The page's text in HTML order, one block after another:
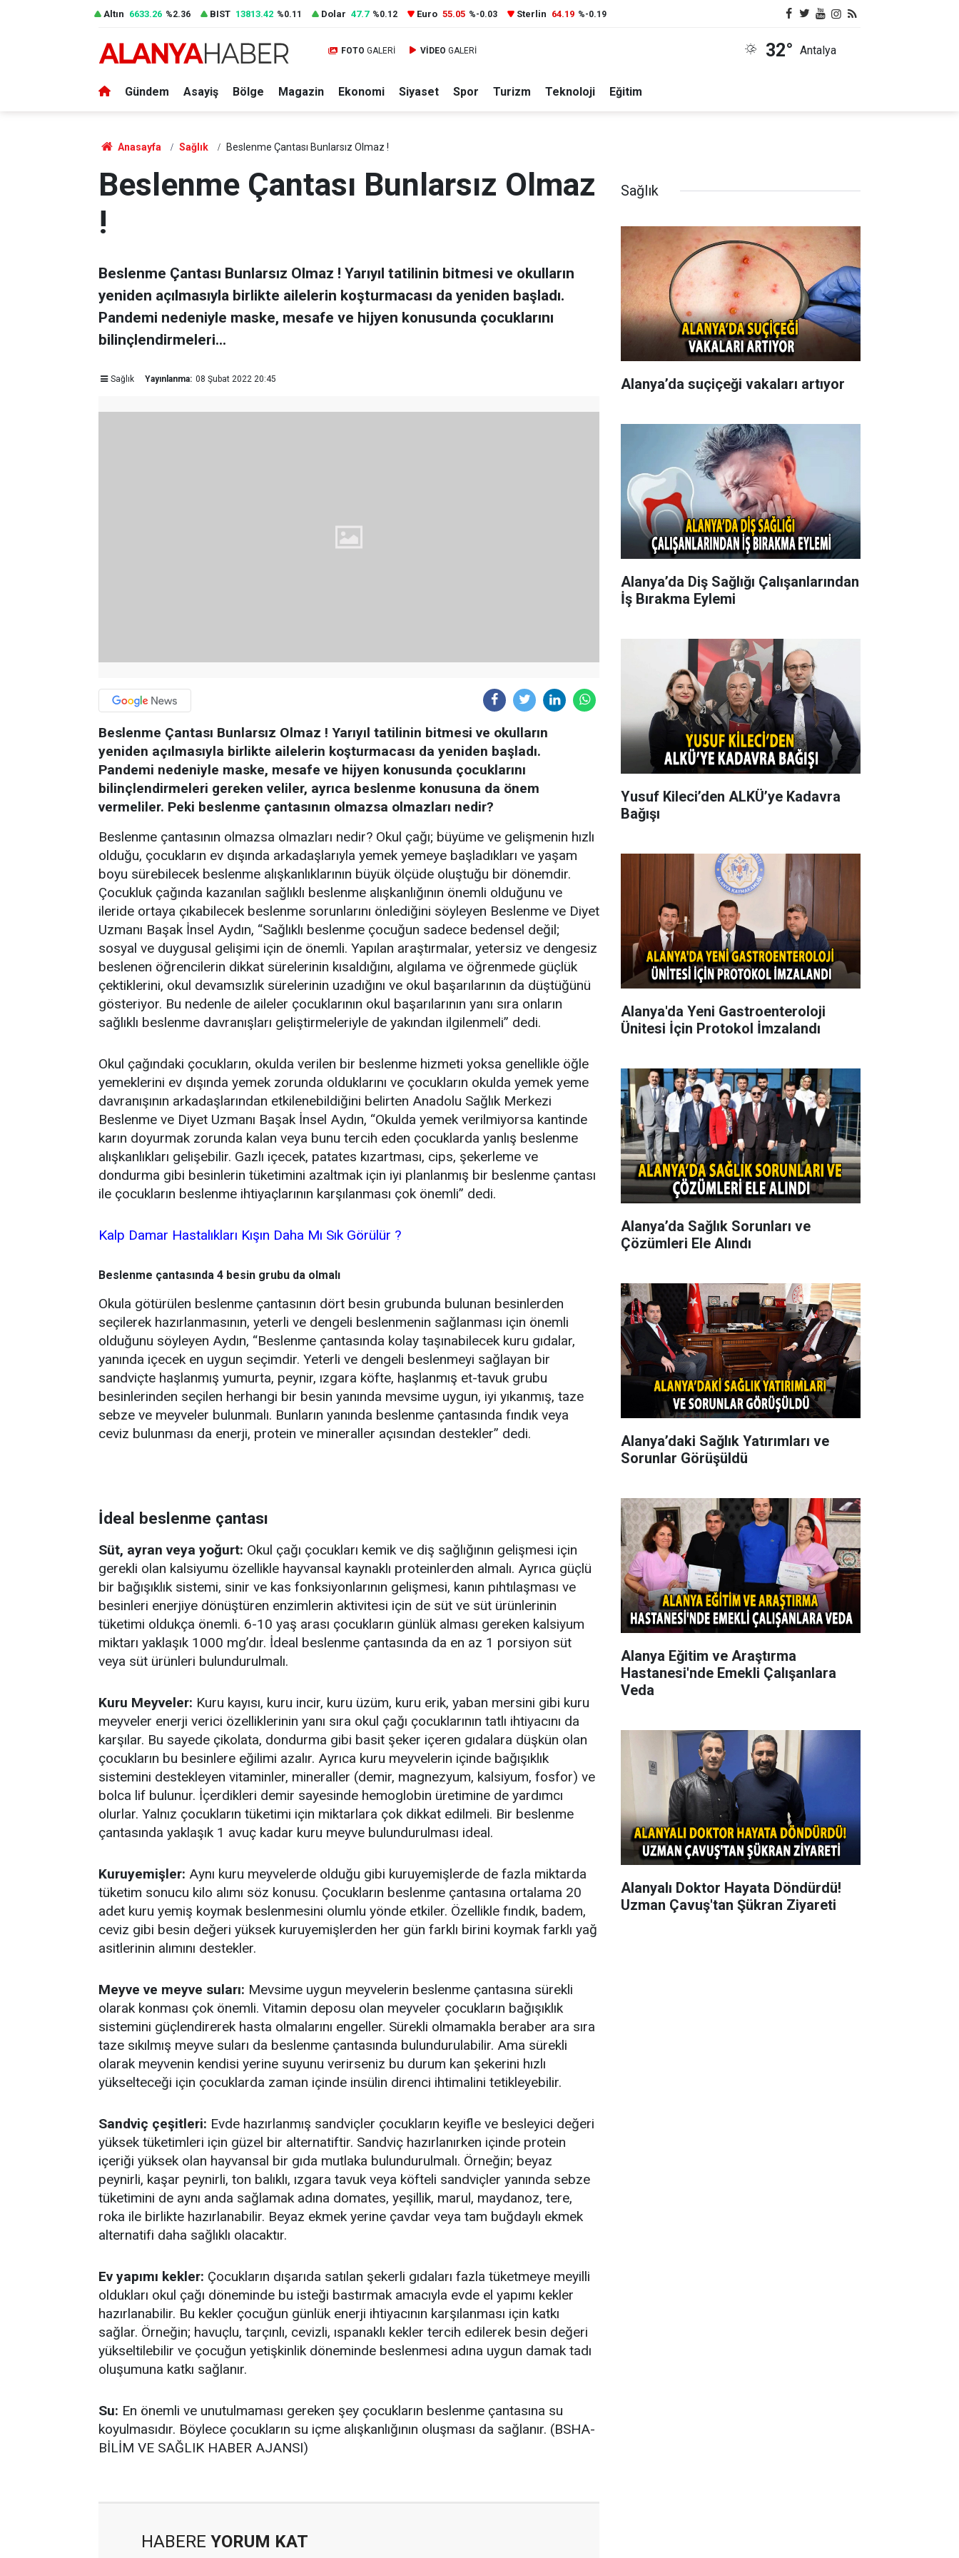
Altın 6633.26 %2.36 BIST 13813.42 %0.11 Dolar 47.7 %0.12 Euro 55.05 %-0.03 Sterlin 64.19 %-0.19
FOTO GALERİ VİDEO GALERİ 32° Antalya
Gündem Asayiş Bölge Magazin Ekonomi Siyaset Spor Turizm Teknoloji Eğitim
Anasayfa Sağlık Beslenme Çantası Bunlarsız Olmaz !
Beslenme Çantası Bunlarsız Olmaz
!
Beslenme Çantası Bunlarsız Olmaz ! Yarıyıl tatilinin bitmesi ve okulların
yeniden açılmasıyla birlikte ailelerin koşturmacası da yeniden başladı.
Pandemi nedeniyle maske, mesafe ve hijyen konusunda çocuklarını
bilinçlendirmeleri...
Sağlık Yayınlanma: 08 Şubat 2022 20:45
Beslenme Çantası Bunlarsız Olmaz ! Yarıyıl tatilinin bitmesi ve okulların
yeniden açılmasıyla birlikte ailelerin koşturmacası da yeniden başladı.
Pandemi nedeniyle maske, mesafe ve hijyen konusunda çocuklarını
bilinçlendirmeleri gereken veliler, ayrıca beslenme konusuna da önem
vermeliler. Peki beslenme çantasının olmazsa olmazları nedir?
Beslenme çantasının olmazsa olmazları nedir? Okul çağı; büyüme ve gelişmenin hızlı
olduğu, çocukların ev dışında arkadaşlarıyla yemek yemeye başladıkları ve yaşam
boyu sürebilecek beslenme alışkanlıklarının büyük ölçüde oluştuğu bir dönemdir.
Çocukluk çağında kazanılan sağlıklı beslenme alışkanlığının önemli olduğunu ve
ileride ortaya çıkabilecek beslenme sorunlarını önlediğini söyleyen Beslenme ve Diyet
Uzmanı Başak İnsel Aydın, “Sağlıklı beslenme çocuğun sadece bedensel değil;
sosyal ve duygusal gelişimi için de önemli. Yapılan araştırmalar, yetersiz ve dengesiz
beslenen öğrencilerin dikkat sürelerinin kısaldığını, algılama ve öğrenmede güçlük
çektiklerini, okul devamsızlık sürelerinin uzadığını ve okul başarılarının da düştüğünü
gösteriyor. Bu nedenle de aileler çocuklarının okul başarılarının yanı sıra onların
sağlıklı beslenme davranışları geliştirmeleriyle de yakından ilgilenmeli” dedi.
Okul çağındaki çocukların, okulda verilen bir beslenme hizmeti yoksa genellikle öğle
yemeklerini ev dışında yemek zorunda olduklarını ve çocukların okulda yemek yeme
davranışının arkadaşlarından etkilenebildiğini belirten Anadolu Sağlık Merkezi
Beslenme ve Diyet Uzmanı Başak İnsel Aydın, “Okulda yemek verilmiyorsa kantinde
karın doyurmak zorunda kalan veya bunu tercih eden çocuklarda yanlış beslenme
alışkanlıkları gelişebilir. Gazlı içecek, patates kızartması, cips, şekerleme ve
dondurma gibi besinlerin tüketimini azaltmak için iyi planlanmış bir beslenme çantası
ile çocukların beslenme ihtiyaçlarının karşılanması çok önemli” dedi.
Kalp Damar Hastalıkları Kışın Daha Mı Sık Görülür ?
Beslenme çantasında 4 besin grubu da olmalı
Okula götürülen beslenme çantasının dört besin grubunda bulunan besinlerden
seçilerek hazırlanmasının, yeterli ve dengeli beslenmenin sağlanması için önemli
olduğunu söyleyen Aydın, “Beslenme çantasında kolay taşınabilecek kuru gıdalar,
yanında içecek en uygun seçimdir. Yeterli ve dengeli beslenmeyi sağlayan bir
sandviçte haşlanmış yumurta, peynir, ızgara köfte, haşlanmış et-tavuk grubu
besinlerinden seçilen herhangi bir besin yanında mevsime uygun, iyi yıkanmış, taze
sebze ve meyveler bulunmalı. Bunların yanında beslenme çantasında fındık veya
ceviz bulunması da enerji, protein ve mineraller açısından destekler” dedi.
İdeal beslenme çantası
Süt, ayran veya yoğurt: Okul çağı çocukları kemik ve diş sağlığının gelişmesi için
gerekli olan kalsiyumu özellikle hayvansal kaynaklı proteinlerden almalı. Ayrıca güçlü
bir bağışıklık sistemi, sinir ve kas fonksiyonlarının gelişmesi, kanın pıhtılaşması ve
besinleri enerjiye dönüştüren enzimlerin aktivitesi için de süt ve süt ürünlerinin
tüketimi oldukça önemli. 6-10 yaş arası çocukların günlük alması gereken kalsiyum
miktarı yaklaşık 1000 mg’dır. İdeal beslenme çantasında da en az 1 porsiyon süt
veya süt ürünleri bulundurulmalı.
Kuru Meyveler: Kuru kayısı, kuru incir, kuru üzüm, kuru erik, yaban mersini gibi kuru
meyveler enerji verici özelliklerinin yanı sıra okul çağı çocuklarının tatlı ihtiyacını da
karşılar. Bu sayede çikolata, dondurma gibi basit şeker içeren gıdalara düşkün olan
çocukların bu besinlere eğilimi azalır. Ayrıca kuru meyvelerin içinde bağışıklık
sistemini destekleyen vitaminler, mineraller (demir, magnezyum, kalsiyum, fosfor) ve
bolca lif bulunur. İçerdikleri demir sayesinde hemoglobin üretimine de yardımcı
olurlar. Yalnız çocukların tüketimi için miktarlara çok dikkat edilmeli. Bir beslenme
çantasında yaklaşık 1 avuç kadar kuru meyve bulundurulması ideal.
Kuruyemişler: Aynı kuru meyvelerde olduğu gibi kuruyemişlerde de fazla miktarda
tüketim sonucu kilo alımı söz konusu. Çocukların beslenme çantasına ortalama 20
adet kuru yemiş koymak beslenmesini olumlu yönde etkiler. Özellikle fındık, badem,
ceviz gibi besin değeri yüksek kuruyemişlerden her gün farklı birini koymak farklı yağ
asitlerinin alımını destekler.
Meyve ve meyve suları: Mevsime uygun meyvelerin beslenme çantasına sürekli
olarak konması çok önemli. Vitamin deposu olan meyveler çocukların bağışıklık
sistemini güçlendirerek hasta olmalarını engeller. Sürekli olmamakla beraber ara sıra
taze sıkılmış meyve suları da beslenme çantasında bulundurulabilir. Ama sürekli
olarak meyvenin kendisi yerine suyunu verirseniz bu durum kan şekerini hızlı
yükselteceği için çocuklarda zaman içinde insülin direnci ihtimalini tetikleyebilir.
Sandviç çeşitleri: Evde hazırlanmış sandviçler çocukların keyifle ve besleyici değeri
yüksek tüketimleri için güzel bir alternatiftir. Sandviç hazırlanırken içinde protein
içeriği yüksek olan hayvansal bir gıda mutlaka bulundurulmalı. Örneğin; beyaz
peynirli, kaşar peynirli, ton balıklı, ızgara tavuk veya köfteli sandviçler yanında sebze
tüketimini de aynı anda sağlamak adına domates, yeşillik, marul, maydanoz, tere,
roka ile birlikte hazırlanabilir. Beyaz ekmek yerine çavdar veya tam buğdaylı ekmek
alternatifi daha sağlıklı olacaktır.
Ev yapımı kekler: Çocukların dışarıda satılan şekerli gıdaları fazla tüketmeye meyilli
oldukları okul çağı döneminde bu isteği bastırmak amacıyla evde el yapımı kekler
hazırlanabilir. Bu kekler çocuğun günlük enerji ihtiyacının karşılanması için katkı
sağlar. Örneğin; havuçlu, tarçınlı, cevizli, ıspanaklı kekler tercih edilerek besin değeri
yükseltilebilir ve çocuğun yetişkinlik döneminde beslenmesi adına uygun damak tadı
oluşumuna katkı sağlanır.
Su: En önemli ve unutulmaması gereken şey çocukların beslenme çantasına su
koyulmasıdır. Böylece çocukların su içme alışkanlığının oluşması da sağlanır. (BSHA-
BİLİM VE SAĞLIK HABER AJANSI)
HABERE YORUM KAT
Sağlık
Alanya’da suçiçeği vakaları artıyor
Alanya’da Diş Sağlığı Çalışanlarından
İş Bırakma Eylemi
Yusuf Kileci’den ALKÜ’ye Kadavra
Bağışı
Alanya'da Yeni Gastroenteroloji
Ünitesi İçin Protokol İmzalandı
Alanya’da Sağlık Sorunları ve
Çözümleri Ele Alındı
Alanya’daki Sağlık Yatırımları ve
Sorunlar Görüşüldü
Alanya Eğitim ve Araştırma
Hastanesi'nde Emekli Çalışanlara
Veda
Alanyalı Doktor Hayata Döndürdü!
Uzman Çavuş'tan Şükran Ziyareti